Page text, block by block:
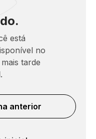
está
no
tarde
anterior